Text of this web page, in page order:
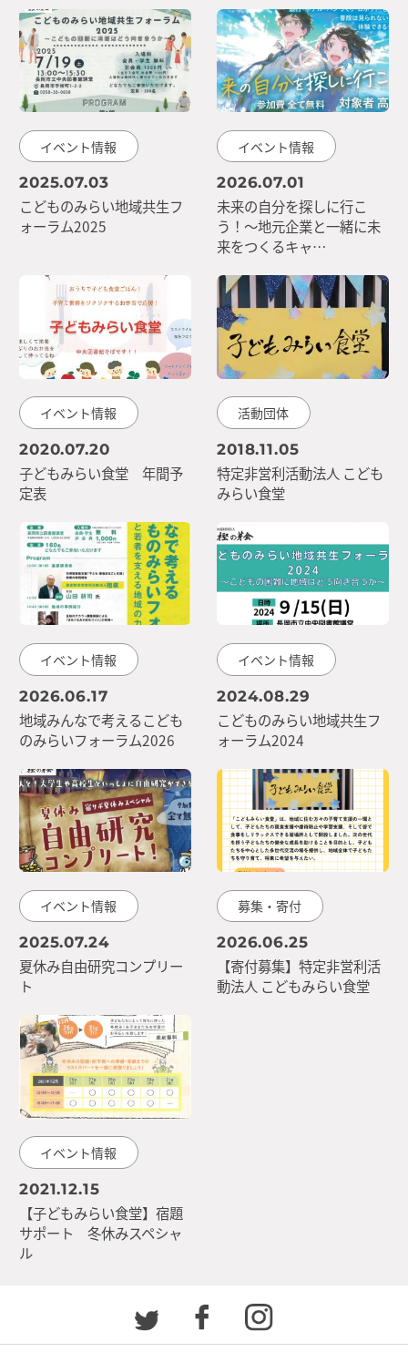
イベント情報
2025.07.03
こどものみらい地域共生フ
ォーラム2025
イベント情報
2026.07.01
未来の自分を探しに行こ
う！～地元企業と一緒に未
来をつくるキャ…
イベント情報
2020.07.20
子どもみらい食堂 年間予
定表
活動団体
2018.11.05
特定非営利活動法人 こども
みらい食堂
イベント情報
2026.06.17
地域みんなで考えるこども
のみらいフォーラム2026
イベント情報
2024.08.29
こどものみらい地域共生フ
ォーラム2024
イベント情報
2025.07.24
夏休み自由研究コンプリー
ト
募集・寄付
2026.06.25
【寄付募集】特定非営利活
動法人 こどもみらい食堂
イベント情報
2021.12.15
【子どもみらい食堂】宿題
サポート 冬休みスペシャ
ル